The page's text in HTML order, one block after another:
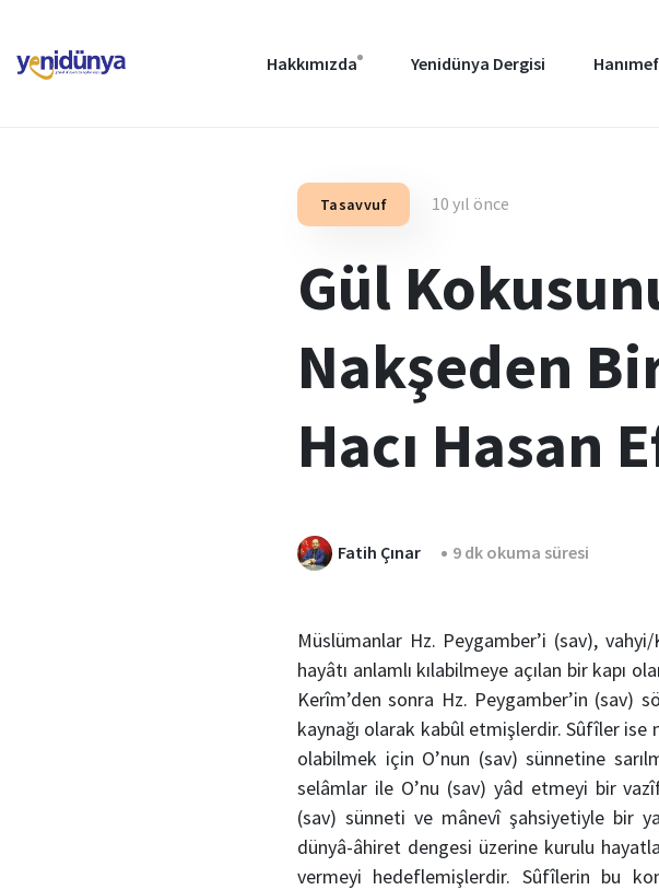
Hakkımızda Yenidünya Dergisi
Tasavvuf 10 yıl önce
Gül
Nakşeden
Hacı Hasan
Fatih Çınar 9 dk okuma süresi
Müslümanlar Hz. Peygamber’i (sav),
hayâtı anlamlı kılabilmeye açılan bir kapı
Kerîm’den sonra Hz. Peygamber’in (sav)
kaynağı olarak kabûl etmişlerdir. Sûfîler ise
olabilmek için O’nun (sav) sünnetine
selâmlar ile O’nu (sav) yâd etmeyi bir
(sav) sünneti ve mânevî şahsiyetiyle bir
dünyâ-âhiret dengesi üzerine kurulu
vermeyi hedeflemişlerdir. Sûfîlerin bu